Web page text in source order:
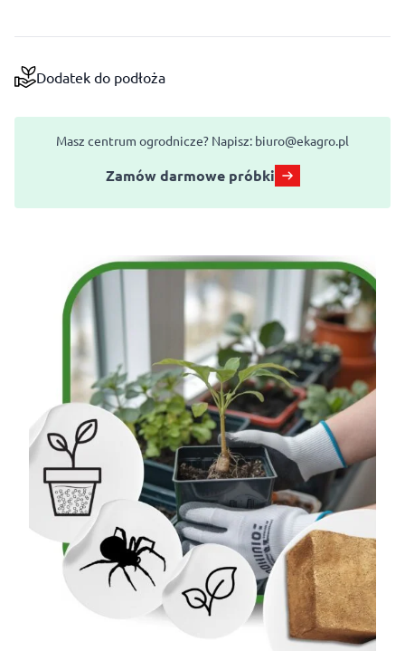
Dodatek do podłoża
Masz centrum ogrodnicze? Napisz: biuro@ekagro.pl
Zamów darmowe próbki